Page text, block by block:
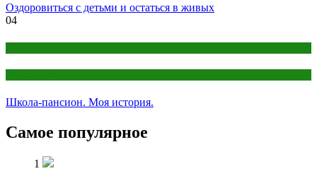
Оздоровиться с детьми и остаться в живых
04
Школа-пансион. Моя история.
Самое популярное
1